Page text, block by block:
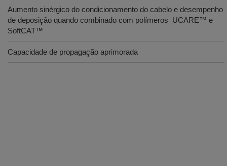
Aumento sinérgico do condicionamento do cabelo e desempenho
de deposição quando combinado com polímeros UCARE™ e
SoftCAT™
Capacidade de propagação aprimorada